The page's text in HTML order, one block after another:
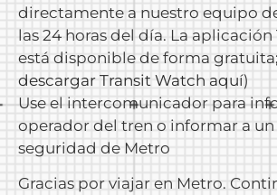
directamente a nuestro equipo
las 24 horas del día. La
está disponible de forma
descargar Transit Watch aquí)
Use el intercomunicador para
operador del tren o informar a
seguridad de Metro
Gracias por viajar en Metro.